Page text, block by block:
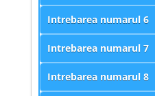
Intrebarea numarul6
Intrebarea numarul7
Intrebarea numarul8